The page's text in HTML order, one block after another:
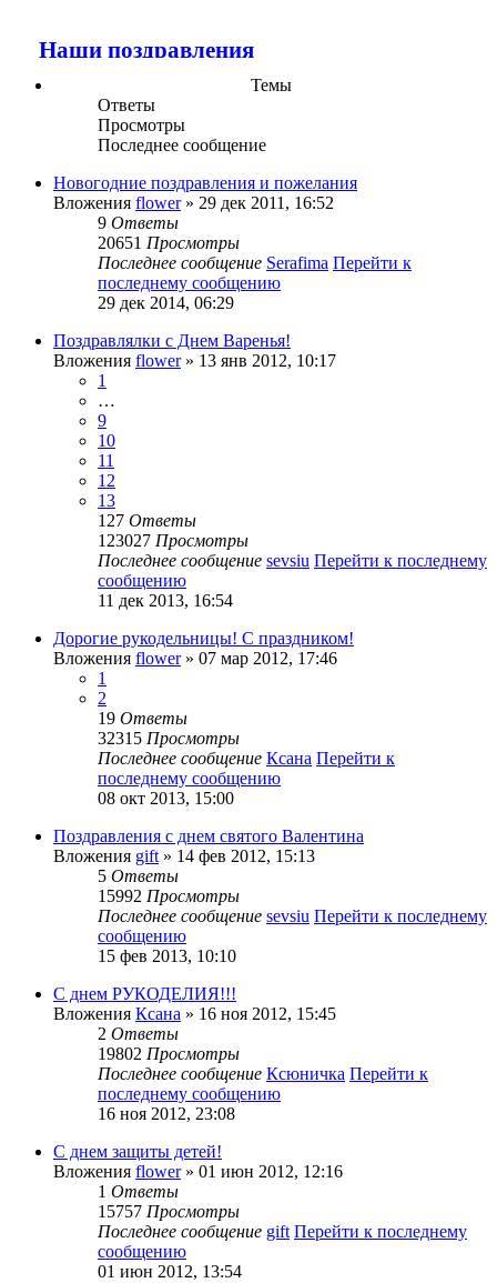
Наши поздравления
Темы
Ответы
Просмотры
Последнее сообщение
Новогодние поздравления и пожелания
Вложения flower» 29 дек 2011, 16:52
9 Ответы
20651 Просмотры
Последнее сообщение Serafima Перейти к
последнему сообщению
29 дек 2014, 06:29
Поздравлялки с Днем Варенья!
Вложения flower» 13 янв 2012, 10:17
1
…
9
10
11
12
13
127 Ответы
123027 Просмотры
Последнее сообщение sevsiu Перейти к последнему
сообщению
11 дек 2013, 16:54
Дорогие рукодельницы! С праздником!
Вложения flower» 07 мар 2012, 17:46
1
2
19 Ответы
32315 Просмотры
Последнее сообщение Ксана Перейти к
последнему сообщению
08 окт 2013, 15:00
Поздравления с днем святого Валентина
Вложения gift » 14 фев 2012, 15:13
5 Ответы
15992 Просмотры
Последнее сообщение sevsiu Перейти к последнему
сообщению
15 фев 2013, 10:10
С днем РУКОДЕЛИЯ!!!
Вложения Ксана » 16 ноя 2012, 15:45
2 Ответы
19802 Просмотры
Последнее сообщение Ксюничка Перейти к
последнему сообщению
16 ноя 2012, 23:08
С днем защиты детей!
Вложения flower» 01 июн 2012, 12:16
1 Ответы
15757 Просмотры
Последнее сообщение gift Перейти к последнему
сообщению
01 июн 2012, 13:54